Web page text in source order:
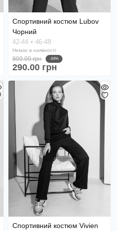
Спортивний костюм Lubov
Чорний
42-44 46-48
Немає в наявності
800.00 грн -64%
290.00 грн
Спортивний костюм Vivien